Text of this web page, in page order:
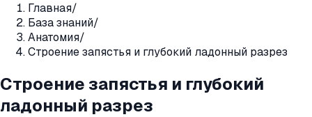
Главная/
База знаний/
Анатомия/
Строение запястья и глубокий ладонный разрез
Строение запястья и глубокий
ладонный разрез